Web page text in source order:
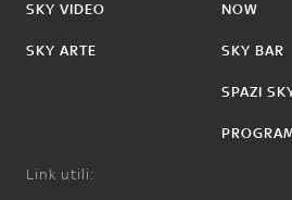
SKY VIDEO
SKY ARTE
NOW
SKY BAR
SPAZI
Link utili: